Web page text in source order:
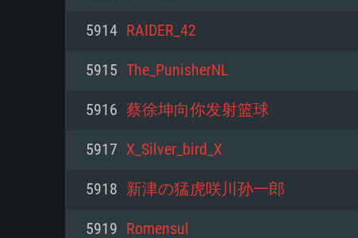
메모리: 4GB
그래픽 카드: DirectX 11 이상을
해상도: 720p
네트워크: 브로드밴드 인터넷
여유 저장 공간: 22.1 GB (최소
(Mac), 혹은 이와 비슷한 성능을
의 AMD/Nvidia. 최소 해상도: 720p
네트워크: 브로드밴드 인터넷
여유 저장 공간: 22.1 GB (최소
메모리: 4 GB
그래픽 카드: Vulkan 을 지원하
와 동급의 성능을 가지며 최신 그
지원하는 AMD (6개월 미만; 최
5914 RAIDER_42
5915 The_PunisherNL
5916 蔡徐坤向你发射篮球
5917 X_Silver_bird_X
5918 新津の猛虎咲川孙一郎
5919 Romensul